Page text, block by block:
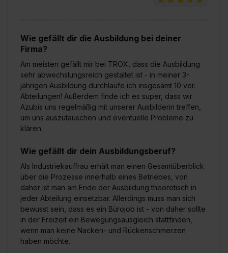
Wie gefällt dir die Ausbildung bei deiner
Firma?
Am meisten gefällt mir bei TROX, dass die Ausbildung
sehr abwechslungsreich gestaltet ist - in meiner 3-
jährigen Ausbildung durchlaufe ich insgesamt 10 ver.
Abteilungen! Außerdem finde ich es super, dass wir
Azubis uns regelmäßig mit unserer Ausbilderin treffen,
um uns auszutauschen und eventuelle Probleme zu
klären.
Wie gefällt dir dein Ausbildungsberuf?
Als Industriekauffrau erhält man einen Gesamtüberblick
über die Prozesse innerhalb eines Betriebes, von
daher ist man am Ende der Ausbildung theoretisch in
jeder Abteilung einsetzbar. Allerdings muss man sich
bewusst sein, dass es ein Bürojob ist - von daher sollte
in der Freizeit ein Bewegungsausgleich stattfinden,
wenn man keine Nacken- und Rückenschmerzen
haben möchte.